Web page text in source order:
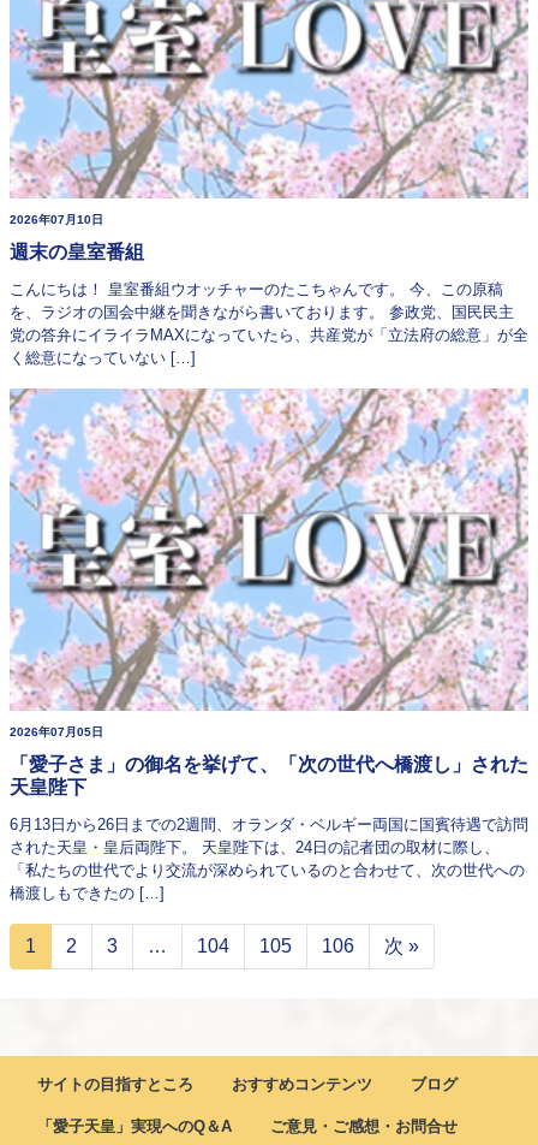
2026年07月10日
週末の皇室番組
こんにちは！ 皇室番組ウオッチャーのたこちゃんです。 今、この原稿
を、ラジオの国会中継を聞きながら書いております。 参政党、国民民主
党の答弁にイライラMAXになっていたら、共産党が「立法府の総意」が全
く総意になっていない […]
2026年07月05日
「愛子さま」の御名を挙げて、「次の世代へ橋渡し」された
天皇陛下
6月13日から26日までの2週間、オランダ・ベルギー両国に国賓待遇で訪問
された天皇・皇后両陛下。 天皇陛下は、24日の記者団の取材に際し、
「私たちの世代でより交流が深められているのと合わせて、次の世代への
橋渡しもできたの […]
1 2 3 … 104 105 106 次 »
サイトの目指すところ おすすめコンテンツ ブログ
「愛子天皇」実現へのQ＆A ご意見・ご感想・お問合せ